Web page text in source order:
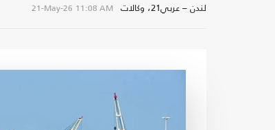
لندن – عربي21، وكالات 21-May-26 11:08 AM